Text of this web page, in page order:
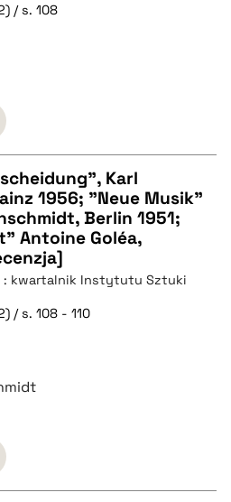
/ s. 108
Karl
1956; "Neue Musik"
Berlin 1951;
Antoine Goléa,
: kwartalnik Instytutu Sztuki
/ s. 108 - 110